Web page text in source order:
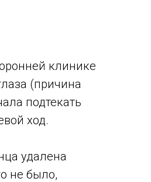
клинике
(причина
подтекать
ход.
удалена
не было,